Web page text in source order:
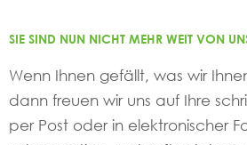
SIE SIND NUN NICHT MEHR WEIT VON
Wenn Ihnen gefällt, was wir
dann freuen wir uns auf Ihre
per Post oder in elektronischer